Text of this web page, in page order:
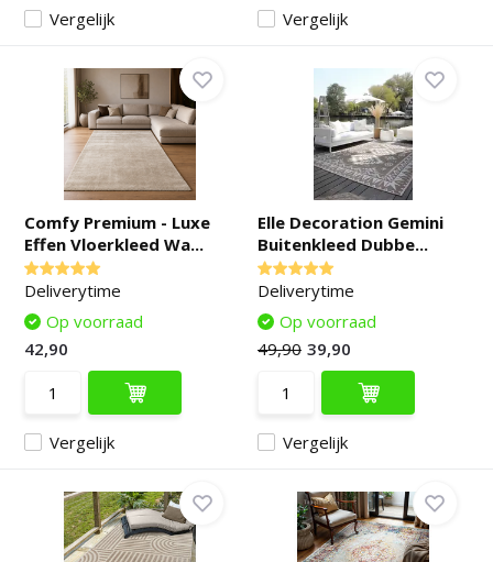
Vergelijk Vergelijk
Comfy Premium - Luxe
Effen Vloerkleed Wa...
Deliverytime
Vergelijk
Op voorraad
42,90
Elle Decoration Gemini
Buitenkleed Dubbe...
Deliverytime
Vergelijk
Op voorraad
49,90 39,90